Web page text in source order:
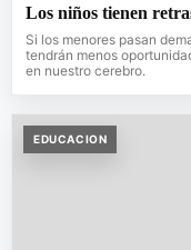
Los niños tienen
Si los menores pasan
tendrán menos
en nuestro cerebro.
EDUCACION